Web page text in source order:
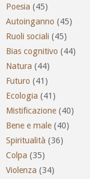
Poesia (45)
Autoinganno (45)
Ruoli sociali (45)
Bias cognitivo (44)
Natura (44)
Futuro (41)
Ecologia (41)
Mistificazione (40)
Bene e male (40)
Spiritualità (36)
Colpa (35)
Violenza (34)